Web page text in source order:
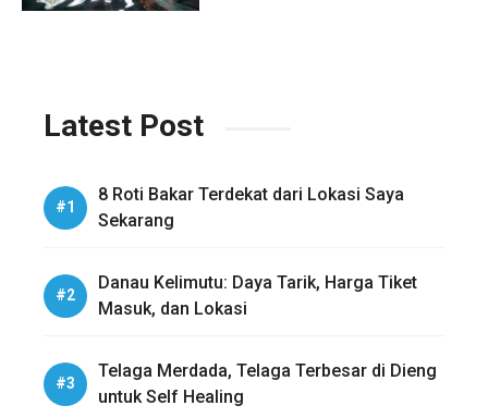
Latest Post
8 Roti Bakar Terdekat dari Lokasi Saya
Sekarang
Danau Kelimutu: Daya Tarik, Harga Tiket
Masuk, dan Lokasi
Telaga Merdada, Telaga Terbesar di Dieng
untuk Self Healing